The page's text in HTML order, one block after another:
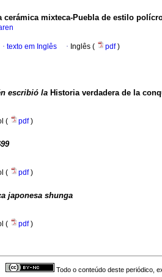
cerámica mixteca-Puebla de estilo
· texto em Inglês · Inglês ( pdf)
escribió la Historia verdadera de la
( pdf)
( pdf)
japonesa shunga
( pdf)
Todo o conteúdo deste periódico,